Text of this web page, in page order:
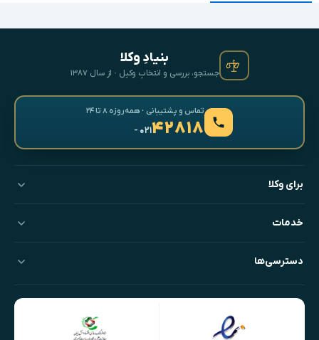
بنیادِ وکلا
جستجو، بررسی و انتخابِ وکیل · از سال ۱۳۸۷
تماس و پشتیبانی · همه‌روزه ۸ تا ۲۴
۴۲۸۱۸- ۰۲۱
برای وکلا
خدمات
دسترسی‌ها